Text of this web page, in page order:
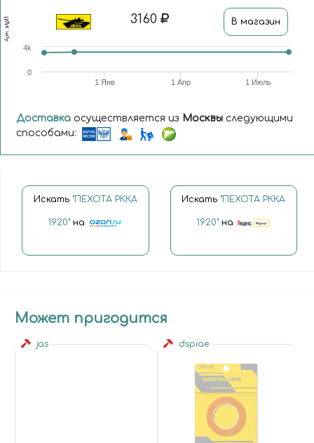
Арт.
stp11 3160 В магазин
1 Янв 1 Апр 1 Июль
0
4k
Доставка осуществляется из Москвы следующими
способами:
Искать "ПЕХОТА РККА
1920" на
Искать "ПЕХОТА РККА
1920"на
Может пригодится
jas dspiae